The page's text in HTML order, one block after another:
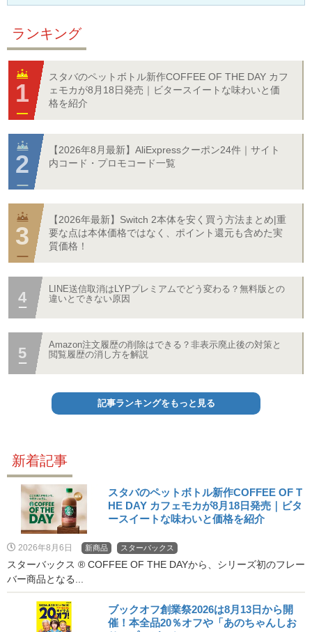
ランキング
スタバのペットボトル新作COFFEE OF THE DAY カフ
ェモカが8月18日発売｜ビタースイートな味わいと価
格を紹介
【2026年8月最新】AliExpressクーポン24件｜サイト
内コード・プロモコード一覧
【2026年最新】Switch 2本体を安く買う方法まとめ|重
要な点は本体価格ではなく、ポイント還元も含めた実
質価格！
LINE送信取消はLYPプレミアムでどう変わる？無料版との
違いとできない原因
Amazon注文履歴の削除はできる？非表示廃止後の対策と
閲覧履歴の消し方を解説
記事ランキングをもっと見る
新着記事
スタバのペットボトル新作COFFEE OF T
HE DAY カフェモカが8月18日発売｜ビタ
ースイートな味わいと価格を紹介
2026年8月6日 新商品 スターバックス
スターバックス ® COFFEE OF THE DAYから、シリーズ初のフレー
バー商品となる...
ブックオフ創業祭2026は8月13日から開
催！本全品20％オフや「あのちゃんしお